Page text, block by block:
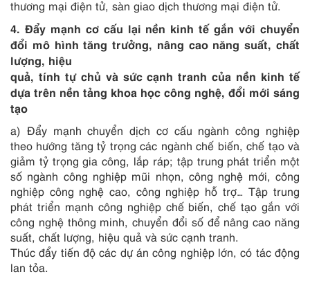
thương mại điện tử, sàn giao dịch thương mại điện tử.
4. Đẩy mạnh cơ cấu lại nền kinh tế gắn với chuyển
đổi mô hình tăng trưởng, nâng cao năng suất, chất
lượng, hiệu
quả, tính tự chủ và sức cạnh tranh của nền kinh tế
dựa trên nền tảng khoa học công nghệ, đổi mới sáng
tạo
a) Đẩy mạnh chuyển dịch cơ cấu ngành công nghiệp
theo hướng tăng tỷ trọng các ngành chế biến, chế tạo và
giảm tỷ trọng gia công, lắp ráp; tập trung phát triển một
số ngành công nghiệp mũi nhọn, công nghệ mới, công
nghiệp công nghệ cao, công nghiệp hỗ trợ… Tập trung
phát triển mạnh công nghiệp chế biến, chế tạo gắn với
công nghệ thông minh, chuyển đổi số để nâng cao năng
suất, chất lượng, hiệu quả và sức cạnh tranh.
Thúc đẩy tiến độ các dự án công nghiệp lớn, có tác động
lan tỏa.